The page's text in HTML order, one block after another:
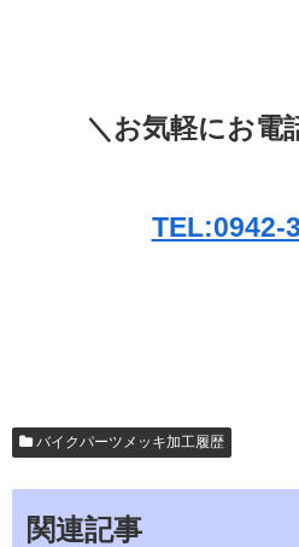
＼お気軽にお電
TEL:0942-
バイクパーツメッキ加工履歴
関連記事